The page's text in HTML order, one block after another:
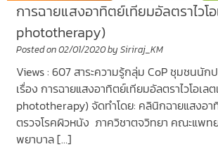
การฉายแสงอาทิตย์เทียมอัลตราไวโอ
phototherapy)
Posted on02/01/2020by Siriraj_KM
Views : 607 สาระความรู้กลุ่ม CoP ชุมชนนั
เรื่อง การฉายแสงอาทิตย์เทียมอัลตราไวโอเลต
phototherapy) จัดทำโดย: คลินิกฉายแสงอ
ตรวจโรคผิวหนัง ภาควิชาตจวิทยา คณะแพท
พยาบาล […]